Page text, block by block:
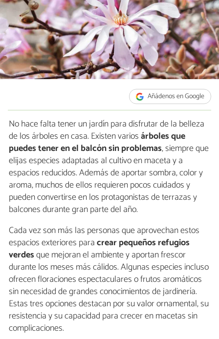
Añádenos en Google
No hace falta tener un jardín para disfrutar de la belleza
de los árboles en casa. Existen variosárboles que
puedes tener en el balcón sin problemas, siempre que
elijas especies adaptadas al cultivo en maceta y a
espacios reducidos. Además de aportar sombra, color y
aroma, muchos de ellos requieren pocos cuidados y
pueden convertirse en los protagonistas de terrazas y
balcones durante gran parte del año.
Cada vez son más las personas que aprovechan estos
espacios exteriores paracrear pequeños refugios
verdesque mejoran el ambiente y aportan frescor
durante los meses más cálidos. Algunas especies incluso
ofrecen floraciones espectaculares o frutos aromáticos
sin necesidad de grandes conocimientos de jardinería.
Estas tres opciones destacan por su valor ornamental, su
resistencia y su capacidad para crecer en macetas sin
complicaciones.